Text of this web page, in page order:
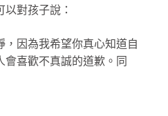
對孩子說：
，因為我希望你真心知道自
會喜歡不真誠的道歉。同